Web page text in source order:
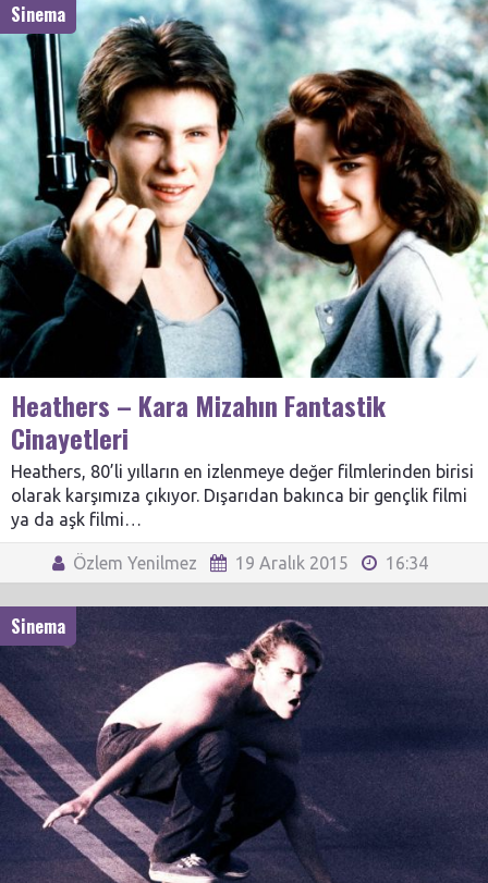
Sinema
Heathers – Kara Mizahın Fantastik
Cinayetleri
Heathers, 80’li yılların en izlenmeye değer filmlerinden birisi
olarak karşımıza çıkıyor. Dışarıdan bakınca bir gençlik filmi
ya da aşk filmi…
Özlem Yenilmez 19 Aralık 2015 16:34
Sinema